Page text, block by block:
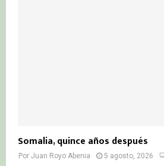
Somalia, quince años después
Por Juan Royo Abenia 5 agosto, 2026